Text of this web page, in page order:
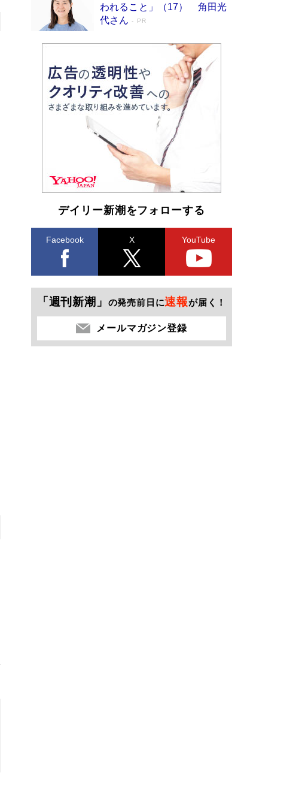
われること」（17） 角田光
代さん
PR
デイリー新潮をフォローする
Facebook X YouTube
「週刊新潮」 の発売前日に速報が届く！
メールマガジン登録